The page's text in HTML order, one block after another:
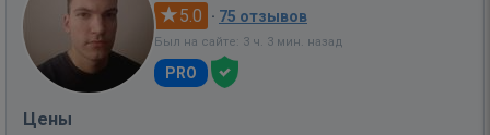
5.0 · 75 отзывов
Был на сайте: 3 ч. 3 мин. назад
PRO
Цены